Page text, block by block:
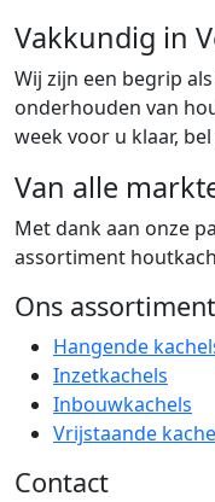
Vakkundig in
Wij zijn een begrip
onderhouden van
week voor u klaar,
Van alle
Met dank aan onze
assortiment
Ons assortiment
Hangende
Inzetkachels
Inbouwkachels
Vrijstaande
Contact